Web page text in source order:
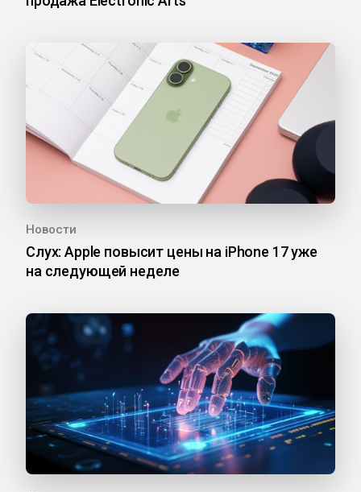
Новости
Слух: Apple повысит цены на iPhone 17 уже
на следующей неделе